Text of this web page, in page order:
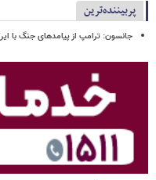
پربیننده‌ترین
جانسون: ترامپ از پیامدهای جنگ با